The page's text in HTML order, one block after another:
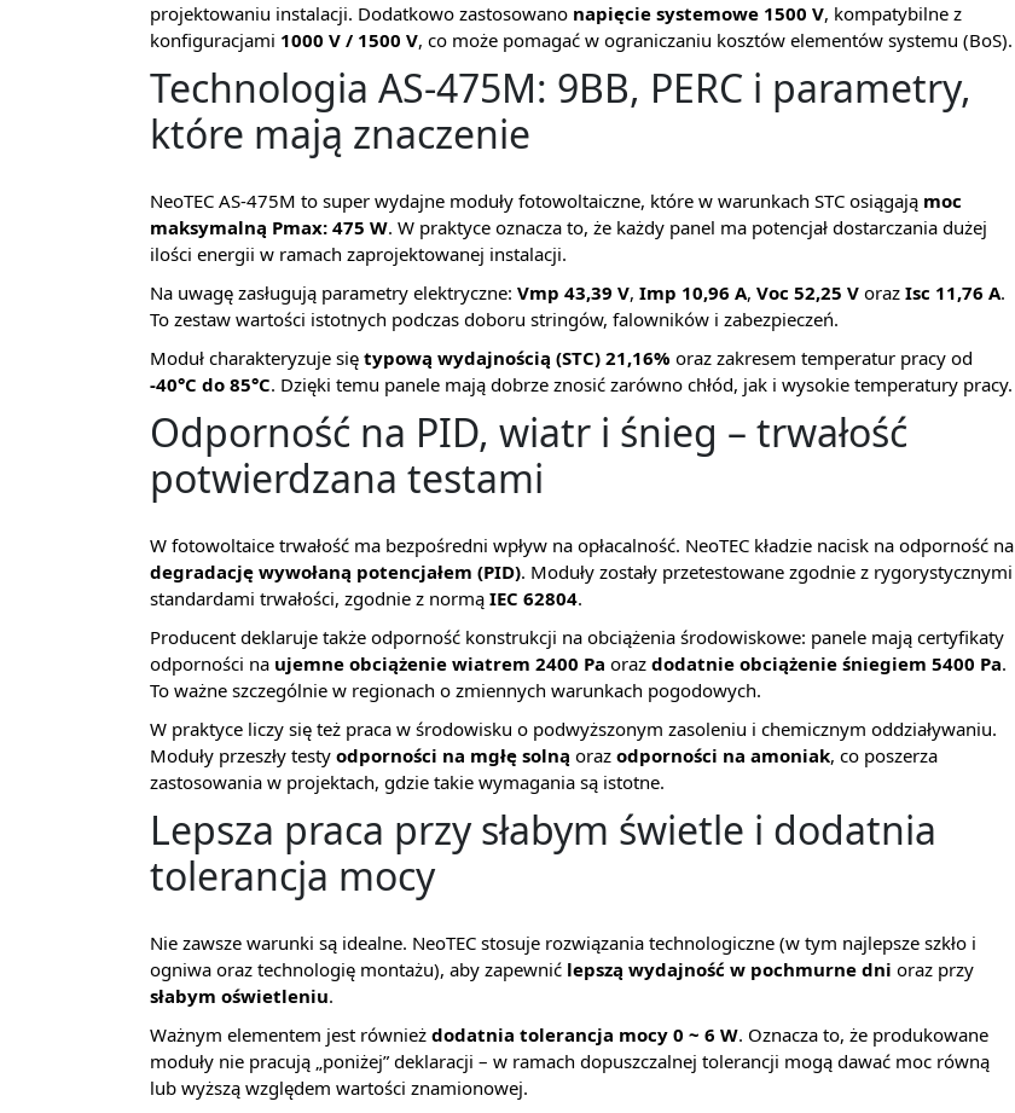
projektowaniu instalacji. Dodatkowo zastosowano napięcie systemowe 1500 V, kompatybilne z
konfiguracjami 1000 V / 1500 V, co może pomagać w ograniczaniu kosztów elementów systemu (BoS).
Technologia AS-475M: 9BB, PERC i parametry,
które mają znaczenie
NeoTEC AS-475M to super wydajne moduły fotowoltaiczne, które w warunkach STC osiągają moc
maksymalną Pmax: 475 W. W praktyce oznacza to, że każdy panel ma potencjał dostarczania dużej
ilości energii w ramach zaprojektowanej instalacji.
Na uwagę zasługują parametry elektryczne: Vmp 43,39 V, Imp 10,96 A, Voc 52,25 V oraz Isc 11,76 A.
To zestaw wartości istotnych podczas doboru stringów, falowników i zabezpieczeń.
Moduł charakteryzuje się typową wydajnością (STC) 21,16% oraz zakresem temperatur pracy od
-40°C do 85°C. Dzięki temu panele mają dobrze znosić zarówno chłód, jak i wysokie temperatury pracy.
Odporność na PID, wiatr i śnieg – trwałość
potwierdzana testami
W fotowoltaice trwałość ma bezpośredni wpływ na opłacalność. NeoTEC kładzie nacisk na odporność na
degradację wywołaną potencjałem (PID). Moduły zostały przetestowane zgodnie z rygorystycznymi
standardami trwałości, zgodnie z normą IEC 62804.
Producent deklaruje także odporność konstrukcji na obciążenia środowiskowe: panele mają certyfikaty
odporności na ujemne obciążenie wiatrem 2400 Pa oraz dodatnie obciążenie śniegiem 5400 Pa.
To ważne szczególnie w regionach o zmiennych warunkach pogodowych.
W praktyce liczy się też praca w środowisku o podwyższonym zasoleniu i chemicznym oddziaływaniu.
Moduły przeszły testy odporności na mgłę solną oraz odporności na amoniak, co poszerza
zastosowania w projektach, gdzie takie wymagania są istotne.
Lepsza praca przy słabym świetle i dodatnia
tolerancja mocy
Nie zawsze warunki są idealne. NeoTEC stosuje rozwiązania technologiczne (w tym najlepsze szkło i
ogniwa oraz technologię montażu), aby zapewnić lepszą wydajność w pochmurne dni oraz przy
słabym oświetleniu.
Ważnym elementem jest również dodatnia tolerancja mocy 0 ~ 6 W. Oznacza to, że produkowane
moduły nie pracują „poniżej” deklaracji – w ramach dopuszczalnej tolerancji mogą dawać moc równą
lub wyższą względem wartości znamionowej.